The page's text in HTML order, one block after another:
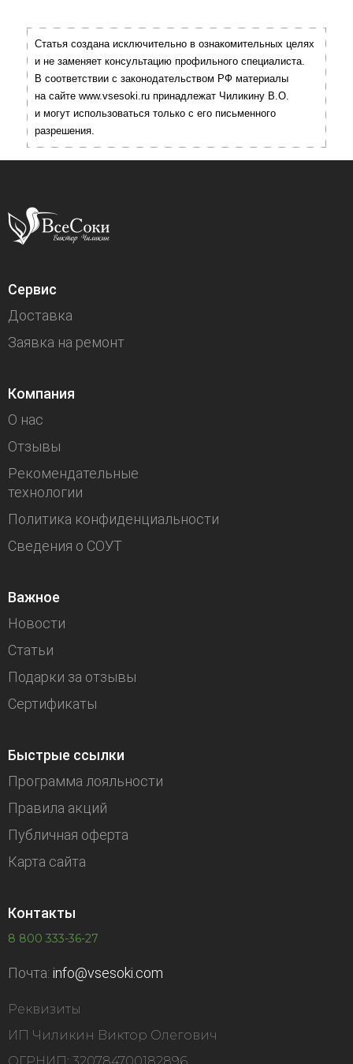
Статья создана исключительно в ознакомительных целях
и не заменяет консультацию профильного специалиста.
В соответствии с законодательством РФ материалы
на сайте www.vsesoki.ru принадлежат Чиликину В.О.
и могут использоваться только с его письменного
разрешения.
Сервис
Доставка
Заявка на ремонт
Компания
О нас
Отзывы
Рекомендательные
технологии
Политика конфиденциальности
Сведения о СОУТ
Важное
Новости
Статьи
Подарки за отзывы
Сертификаты
Быстрые ссылки
Программа лояльности
Правила акций
Публичная оферта
Карта сайта
Контакты
8 800 333-36-27
Почта: info@vsesoki.com
Реквизиты
ИП Чиликин Виктор Олегович